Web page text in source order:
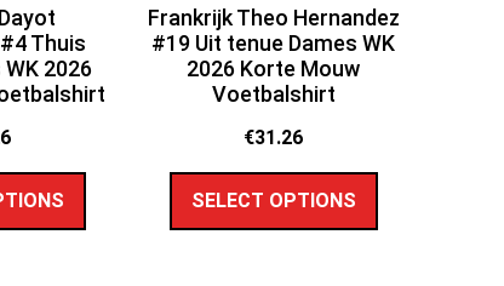
Thuis
2026
Frankrijk Theo Hernandez
#19 Uit tenue Dames WK
2026 Korte Mouw
Voetbalshirt
€31.26
SELECT OPTIONS